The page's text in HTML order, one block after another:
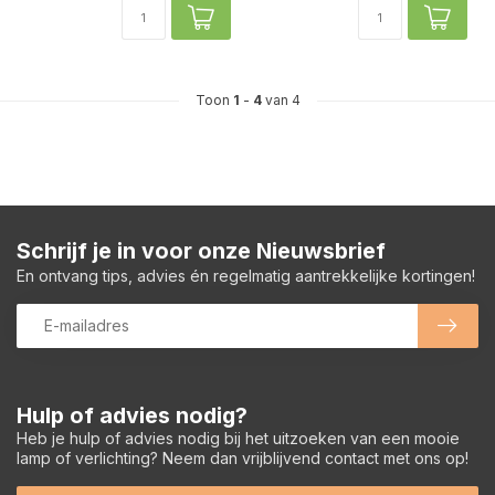
Toon 1 - 4van 4
Hulp of advies nodig?
Heb je hulp of advies nodig bij het uitzoeken van een mooie
lamp of verlichting? Neem dan vrijblijvend contact met ons op!
Schrijf je in voor onze Nieuwsbrief
En ontvang tips, advies én regelmatig aantrekkelijke kortingen!